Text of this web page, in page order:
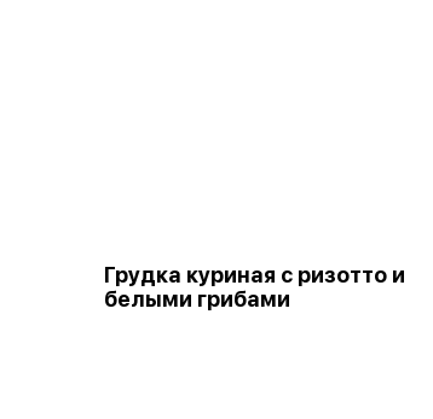
Грудка куриная с ризотто и
белыми грибами